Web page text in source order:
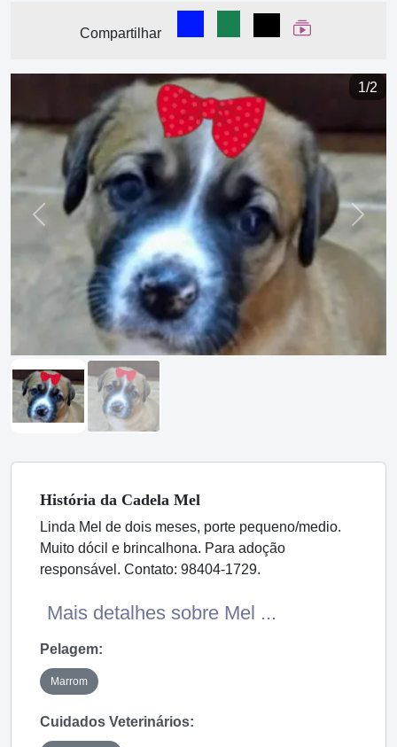
Compartilhar
Compartilhar no Facebook
Compartilhar no
Compartilhar
Ver Web Story
1/2
Previous Next
História da Cadela Mel
Linda Mel de dois meses, porte pequeno/medio.
Muito dócil e brincalhona. Para adoção
responsável. Contato: 98404-1729.
Mais detalhes sobre Mel ...
Pelagem:
Marrom
Cuidados Veterinários: